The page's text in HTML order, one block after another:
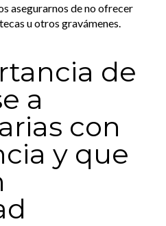
asegurarnos de no ofrecer
u otros gravámenes.
de
a
con
y que